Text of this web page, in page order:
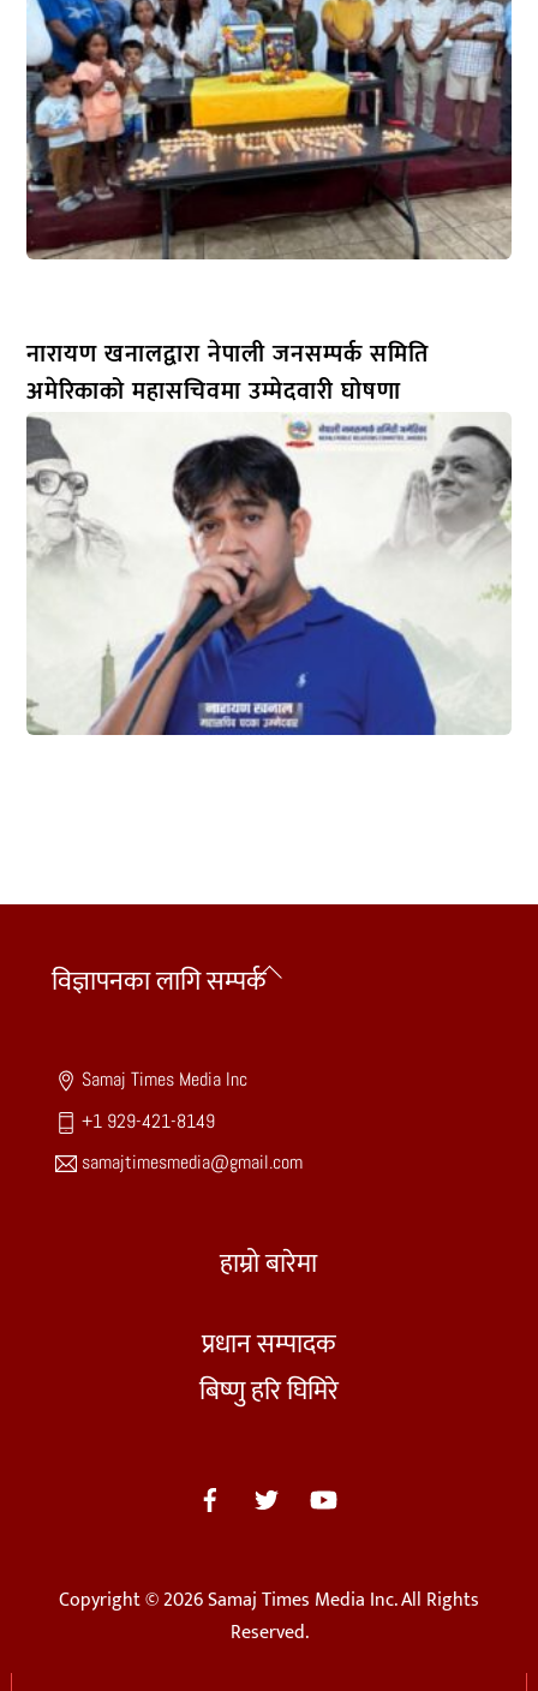
नारायण खनालद्वारा नेपाली जनसम्पर्क समिति
अमेरिकाको महासचिवमा उम्मेदवारी घोषणा
Back
विज्ञापनका लागि सम्पर्क
Samaj Times Media Inc
+1 929-421-8149
samajtimesmedia@gmail.com
हाम्रो बारेमा
प्रधान सम्पादक
बिष्णु हरि घिमिरे
Copyright © 2026 Samaj Times Media Inc. All Rights
Reserved.